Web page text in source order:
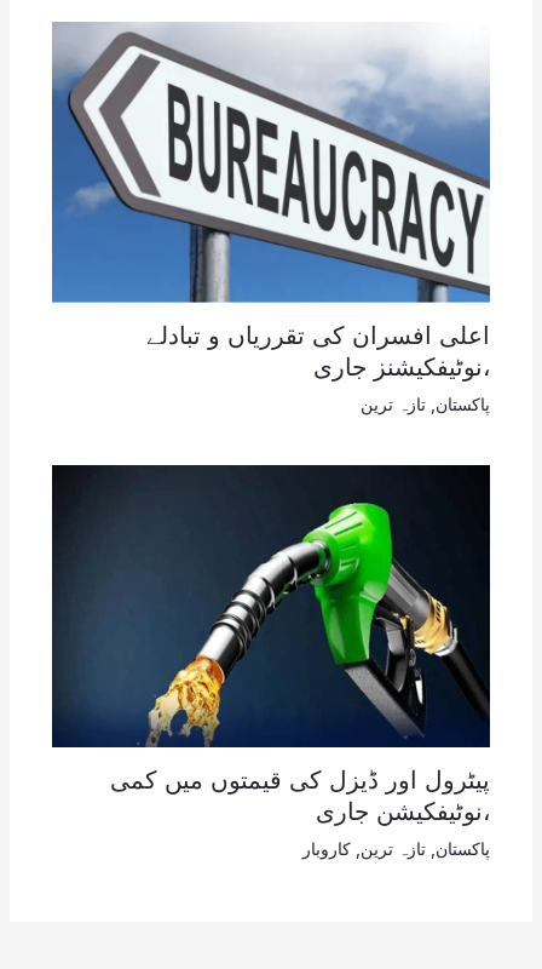
اعلی افسران کی تقرریاں و تبادلے
،نوٹیفکیشنز جاری
پاکستان تازہ ترین
پیٹرول اور ڈیزل کی قیمتوں میں کمی
،نوٹیفکیشن جاری
پاکستان تازہ ترین کاروبار